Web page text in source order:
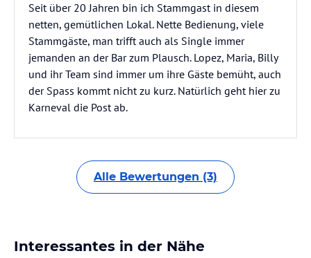
Seit über 20 Jahren bin ich Stammgast in diesem
netten, gemütlichen Lokal. Nette Bedienung, viele
Stammgäste, man trifft auch als Single immer
jemanden an der Bar zum Plausch. Lopez, Maria, Billy
und ihr Team sind immer um ihre Gäste bemüht, auch
der Spass kommt nicht zu kurz. Natürlich geht hier zu
Karneval die Post ab.
Alle Bewertungen (3)
Interessantes in der Nähe